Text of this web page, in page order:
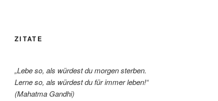
ZITATE
„Lebe so, als würdest du morgen sterben.
Lerne so, als würdest du für immer leben!“
(Mahatma Gandhi)